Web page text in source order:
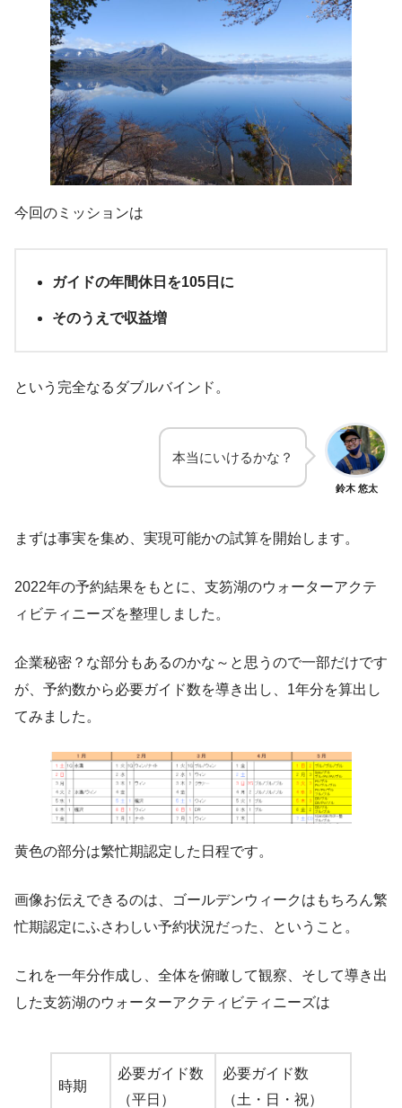
今回のミッションは
ガイドの年間休日を105日に
そのうえで収益増
という完全なるダブルバインド。
鈴木 悠太
本当にいけるかな？
まずは事実を集め、実現可能かの試算を開始します。
2022年の予約結果をもとに、支笏湖のウォーターアクテ
ィビティニーズを整理しました。
企業秘密？な部分もあるのかな～と思うので一部だけです
が、予約数から必要ガイド数を導き出し、1年分を算出し
てみました。
黄色の部分は繁忙期認定した日程です。
画像お伝えできるのは、ゴールデンウィークはもちろん繁
忙期認定にふさわしい予約状況だった、ということ。
これを一年分作成し、全体を俯瞰して観察、そして導き出
した支笏湖のウォーターアクティビティニーズは
時期
必要ガイド数
（平日）
必要ガイド数
（土・日・祝）